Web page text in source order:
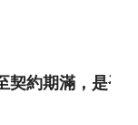
契約期滿，是否